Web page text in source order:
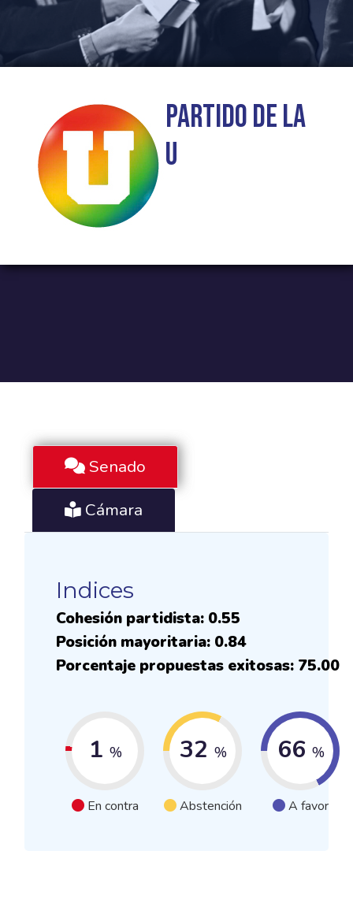
Partido de la
U
Senado
Cámara
Indices
Cohesión partidista: 0.55
Posición mayoritaria: 0.84
Porcentaje propuestas exitosas: 75.00
1 %
En contra
32 %
Abstención
66 %
A favor